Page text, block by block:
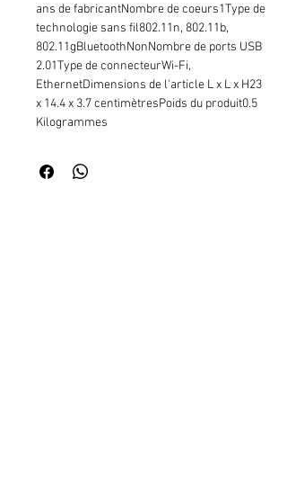
ans de fabricantNombre de coeurs1Type de
technologie sans fil802.11n, 802.11b,
802.11gBluetoothNonNombre de ports USB
2.01Type de connecteurWi-Fi,
EthernetDimensions de l'article L x L x H23
x 14.4 x 3.7 centimètresPoids du produit0.5
Kilogrammes